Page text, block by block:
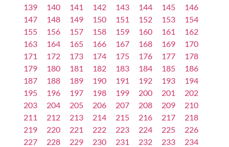
139
140 141 142 143 144 145
146
147
148 149 150 151 152 153
154
155
156 157 158 159 160 161
162
163
164 165 166 167 168 169
170
171
172 173 174 175 176 177
178
179
180 181 182 183 184 185
186
187
188 189 190 191 192 193
194
195
196 197 198 199 200 201
202
203
204 205 206 207 208 209
210
211
212 213 214 215 216 217
218
219
220 221 222 223 224 225
226
227
228 229 230 231 232 233
234